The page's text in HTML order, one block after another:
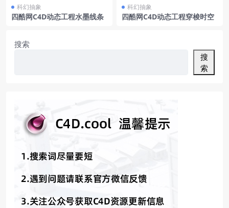
科幻抽象
四酷网C4D动态工程水墨线条
科幻抽象
四酷网C4D动态工程穿梭时空
搜索
搜
索